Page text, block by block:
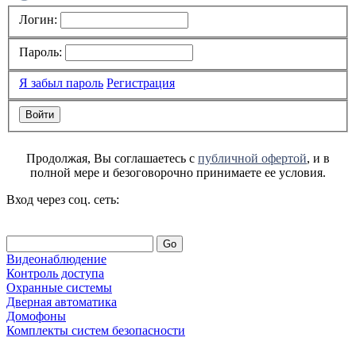
Логин:
Пароль:
Я забыл пароль Регистрация
Продолжая, Вы соглашаетесь с публичной офертой, и в
полной мере и безоговорочно принимаете ее условия.
Вход через соц. сеть:
Go
Видеонаблюдение
Контроль доступа
Охранные системы
Дверная автоматика
Домофоны
Комплекты систем безопасности